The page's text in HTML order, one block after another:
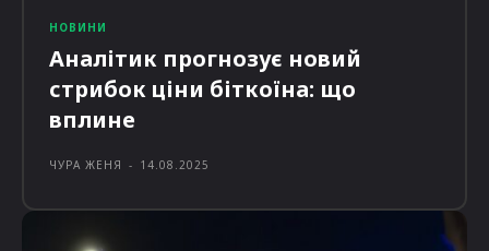
НОВИНИ
Аналітик прогнозує новий
стрибок ціни біткоїна: що
вплине
ЧУРА ЖЕНЯ - 14.08.2025